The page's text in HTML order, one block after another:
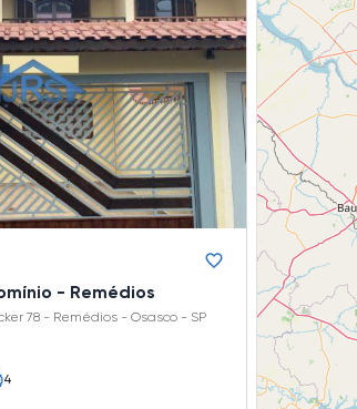
- Remédios
78 - Remédios - Osasco - SP
4